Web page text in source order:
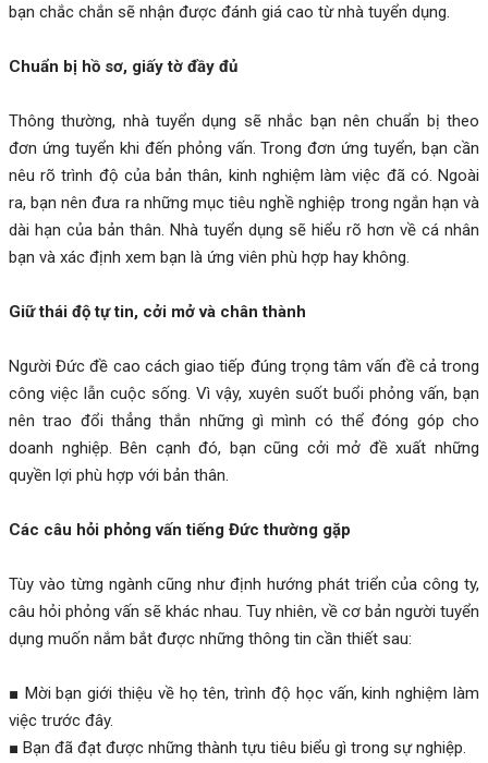
bạn chắc chắn sẽ nhận được đánh giá cao từ nhà tuyển dụng.
Chuẩn bị hồ sơ, giấy tờ đầy đủ
Thông thường, nhà tuyển dụng sẽ nhắc bạn nên chuẩn bị theo
đơn ứng tuyển khi đến phỏng vấn. Trong đơn ứng tuyển, bạn cần
nêu rõ trình độ của bản thân, kinh nghiệm làm việc đã có. Ngoài
ra, bạn nên đưa ra những mục tiêu nghề nghiệp trong ngắn hạn và
dài hạn của bản thân. Nhà tuyển dụng sẽ hiểu rõ hơn về cá nhân
bạn và xác định xem bạn là ứng viên phù hợp hay không.
Giữ thái độ tự tin, cởi mở và chân thành
Người Đức đề cao cách giao tiếp đúng trọng tâm vấn đề cả trong
công việc lẫn cuộc sống. Vì vậy, xuyên suốt buổi phỏng vấn, bạn
nên trao đổi thẳng thắn những gì mình có thể đóng góp cho
doanh nghiệp. Bên cạnh đó, bạn cũng cởi mở đề xuất những
quyền lợi phù hợp với bản thân.
Các câu hỏi phỏng vấn tiếng Đức thường gặp
Tùy vào từng ngành cũng như định hướng phát triển của công ty,
câu hỏi phỏng vấn sẽ khác nhau. Tuy nhiên, về cơ bản người tuyển
dụng muốn nắm bắt được những thông tin cần thiết sau:
■ Mời bạn giới thiệu về họ tên, trình độ học vấn, kinh nghiệm làm
việc trước đây.
■ Bạn đã đạt được những thành tựu tiêu biểu gì trong sự nghiệp.